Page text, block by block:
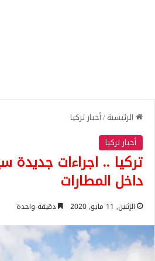
الرئيسية/أخبار تركيا
أخبار تركيا
تركيا .. اجراءات جديدة
داخل المطارات
الإثنين, 11 مايو, 2020 دقيقة واحدة